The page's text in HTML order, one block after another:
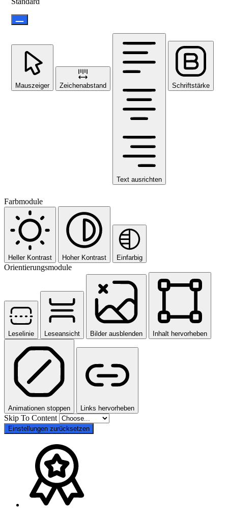
Mauszeiger Zeichenabstand
Text ausrichten
Schriftstärke
Farbmodule
Heller Kontrast Hoher Kontrast Einfarbig
Orientierungsmodule
Leselinie Leseansicht Bilder ausblenden Inhalt hervorheben
Animationen stoppen Links hervorheben
Skip To Content
Einstellungen zurücksetzen